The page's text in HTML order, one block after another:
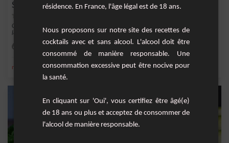
Smoothie Melon, Framboise et Gingembre
Ce smoothie Melon, Framboise et Gingembre est une variation rafraîchissante et
légèreme...
miel gingembre,melon,tofou soyeux,Smoothie
résidence. En France, l'âge légal est de 18 ans.
Nous proposons sur notre site des recettes de
cocktails avec et sans alcool. L'alcool doit être
consommé de manière responsable. Une
consommation excessive peut être nocive pour
la santé.
En cliquant sur 'Oui', vous certifiez être âgé(e)
de 18 ans ou plus et acceptez de consommer de
l'alcool de manière responsable.